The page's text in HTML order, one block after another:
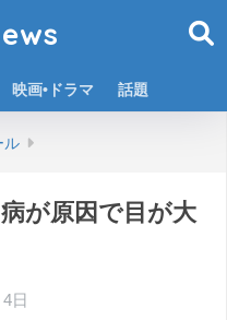
映画•ドラマ 話題
ル
が原因で目が大
日